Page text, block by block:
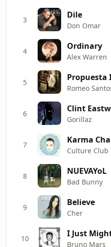
3 Dile
Don Omar
4 Ordinary
Alex Warren
5 Propuesta
Romeo
6 Clint
Gorillaz
7 Karma
Culture Club
8 NUEVAYoL
Bad Bunny
9 Believe
Cher
10 I Just
Bruno Mars